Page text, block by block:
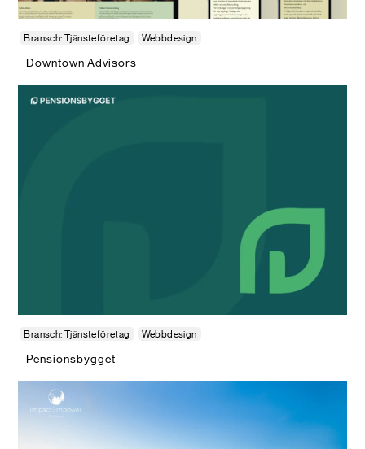
Bransch: Tjänsteföretag Webbdesign
Downtown Advisors
Bransch: Tjänsteföretag Webbdesign
Pensionsbygget